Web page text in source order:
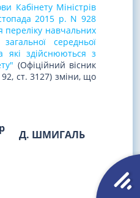
Кабінету Міністрів
2015 р. N 928
навчальних
середньої
які здійснюються з
(Офіційний вісник
ст. 3127) зміни, що
Д. ШМИГАЛЬ